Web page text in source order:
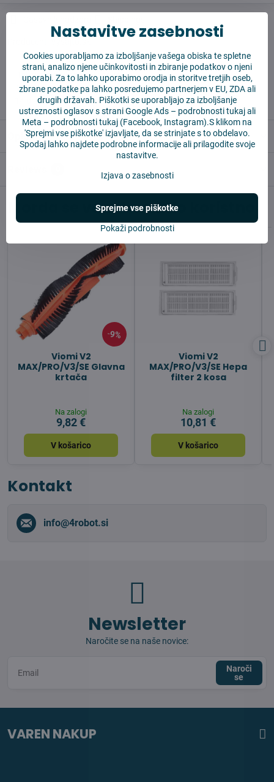
✅ Takoj pripravljeno za pošiljanje
✅ BREZPLAČNA dostava nad 55 EUR
✅14 dni za vračilo blaga
Opis
Morda se vam bo zdelo koristno
9%
Viomi V2
MAX/PRO/V3/SE Glavna
krtača
Na zalogi
9,82 €
V košarico
Viomi V2
MAX/PRO/V3/SE Hepa
filter 2 kosa
Na zalogi
10,81 €
V košarico
Kontakt
info​@4robot​.si
Newsletter
Naročite se na naše novice:
Naroči
se
VAREN NAKUP
Nastavitve zasebnosti
Cookies uporabljamo za izboljšanje vašega obiska te spletne
strani, analizo njene učinkovitosti in zbiranje podatkov o njeni
uporabi. Za to lahko uporabimo orodja in storitve tretjih oseb,
zbrane podatke pa lahko posredujemo partnerjem v EU, ZDA ali
drugih državah. Piškotki se uporabljajo za izboljšanje
ustreznosti oglasov s strani Google Ads – podrobnosti tukajali
Meta – podrobnosti tukaj (Facebook, Instagram).S klikom na
'Sprejmi vse piškotke' izjavljate, da se strinjate s to obdelavo.
Spodaj lahko najdete podrobne informacije ali prilagodite svoje
nastavitve.
Izjava o zasebnosti
Pokaži podrobnosti
Sprejme vse piškotke